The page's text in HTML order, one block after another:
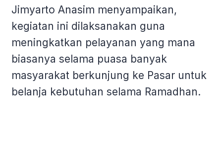
Jimyarto Anasim menyampaikan,
kegiatan ini dilaksanakan guna
meningkatkan pelayanan yang mana
biasanya selama puasa banyak
masyarakat berkunjung ke Pasar untuk
belanja kebutuhan selama Ramadhan.